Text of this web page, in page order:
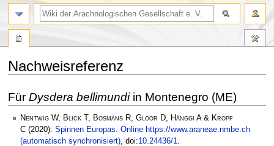
Nachweisreferenz
Navigation
springen
Suche
springen
Für Dysdera bellimundiin Montenegro (ME)
Nentwig W, Blick T, Bosmans R, Gloor D, Hänggi A & Kropf
C (2020): Spinnen Europas. Online https://www.araneae.nmbe.ch
(automatisch synchronisiert), doi:10.24436/1.